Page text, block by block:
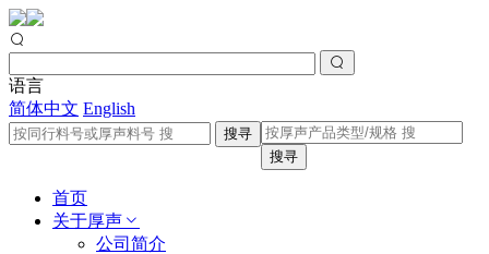
语言
简体中文 English
搜寻
搜寻
首页
关于厚声
公司简介